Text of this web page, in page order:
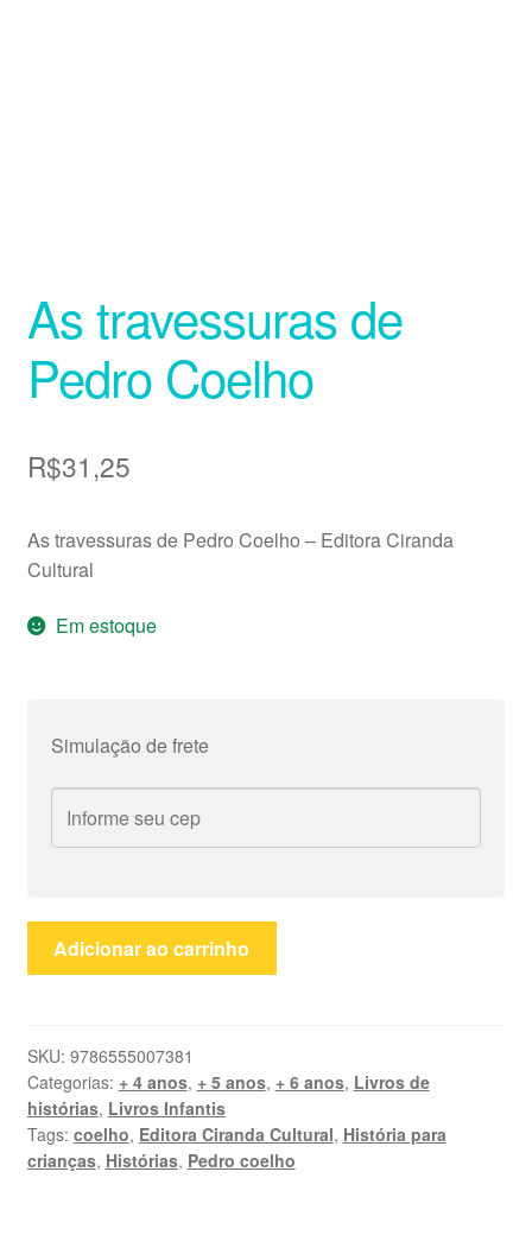
As travessuras de
Pedro Coelho
R$31,25
As travessuras de Pedro Coelho – Editora Ciranda
Cultural
Em estoque
Simulação de frete
travessuras
Coelho
quantidade
Adicionar ao carrinho
SKU: 9786555007381
Categorias: + 4 anos, + 5 anos, + 6 anos, Livros de
histórias, Livros Infantis
Tags: coelho, Editora Ciranda Cultural, História para
crianças, Histórias, Pedro coelho